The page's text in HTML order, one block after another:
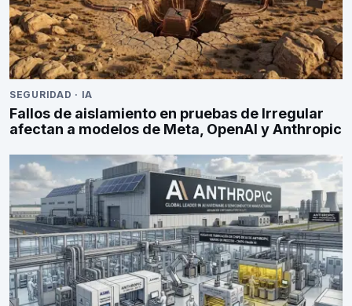
SEGURIDAD · IA
Fallos de aislamiento en pruebas de Irregular
afectan a modelos de Meta, OpenAI y Anthropic